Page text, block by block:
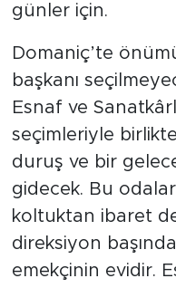
günler için.
Domaniç’te
başkanı
Esnaf ve
seçimleriyle
duruş ve bir
gidecek. Bu
koltuktan ibaret
direksiyon
emekçinin evidir.